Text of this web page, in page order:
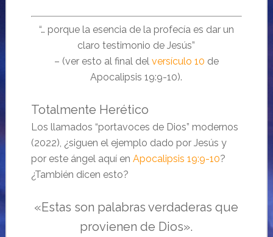
“… porque la esencia de la profecía es dar un
claro testimonio de Jesús”
– (ver esto al final del versículo 10 de
Apocalipsis 19:9-10).
Totalmente Herético
Los llamados “portavoces de Dios” modernos
(2022), ¿siguen el ejemplo dado por Jesús y
por este ángel aquí en Apocalipsis 19:9-10?
¿También dicen esto?
«Estas son palabras verdaderas que
provienen de Dios».